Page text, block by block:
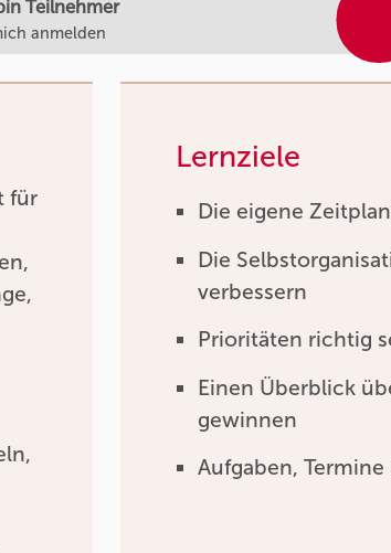
für
Lernziele
Die eigene
Die
verbessern
Prioritäten richtig
Einen Überblick
gewinnen
Aufgaben,
Teilnehmer
anmelden